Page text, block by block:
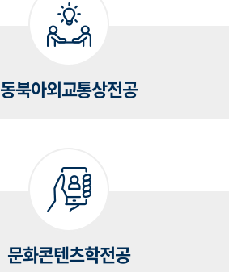
동북아외교통상전공
문화콘텐츠학전공